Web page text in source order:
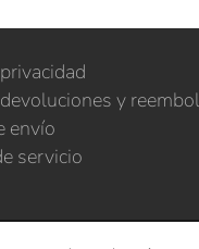
y
envío
servicio